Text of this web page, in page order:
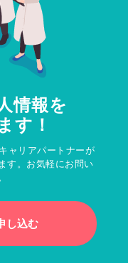
情報を
す！
ャリアパートナーが
す。お気軽にお問い
し込む